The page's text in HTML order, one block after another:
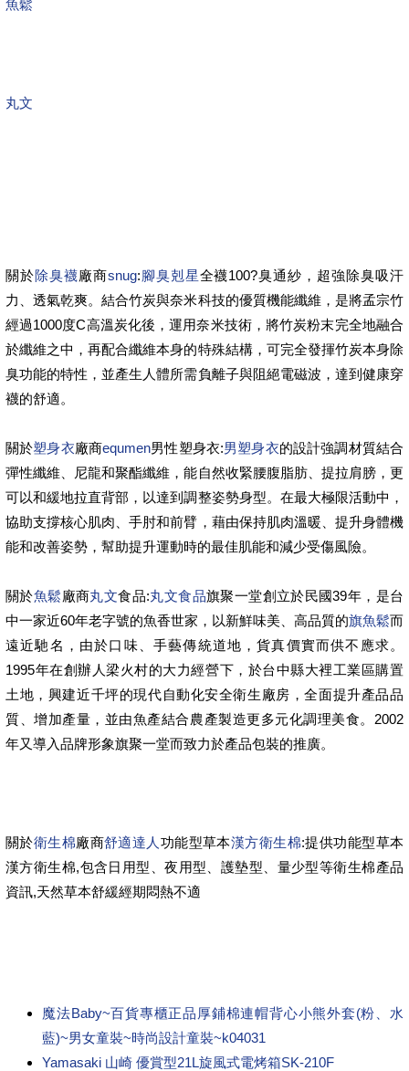
魚鬆
丸文
關於除臭襪廠商snug:腳臭剋星全襪100?臭通紗，超強除臭吸汗
力、透氣乾爽。結合竹炭與奈米科技的優質機能纖維，是將孟宗竹
經過1000度C高溫炭化後，運用奈米技術，將竹炭粉末完全地融合
於纖維之中，再配合纖維本身的特殊結構，可完全發揮竹炭本身除
臭功能的特性，並產生人體所需負離子與阻絕電磁波，達到健康穿
襪的舒適。
關於塑身衣廠商equmen男性塑身衣:男塑身衣的設計強調材質結合
彈性纖維、尼龍和聚酯纖維，能自然收緊腰腹脂肪、提拉肩膀，更
可以和緩地拉直背部，以達到調整姿勢身型。在最大極限活動中，
協助支撐核心肌肉、手肘和前臂，藉由保持肌肉溫暖、提升身體機
能和改善姿勢，幫助提升運動時的最佳肌能和減少受傷風險。
關於魚鬆廠商丸文食品:丸文食品旗聚一堂創立於民國39年，是台
中一家近60年老字號的魚香世家，以新鮮味美、高品質的旗魚鬆而
遠近馳名，由於口味、手藝傳統道地，貨真價實而供不應求。
1995年在創辦人梁火村的大力經營下，於台中縣大裡工業區購置
土地，興建近千坪的現代自動化安全衛生廠房，全面提升產品品
質、增加產量，並由魚產結合農產製造更多元化調理美食。2002
年又導入品牌形象旗聚一堂而致力於產品包裝的推廣。
關於衛生棉廠商舒適達人 功能型草本漢方衛生棉:提供功能型草本
漢方衛生棉,包含日用型、夜用型、護墊型、量少型等衛生棉產品
資訊,天然草本舒緩經期悶熱不適
魔法Baby~百貨專櫃正品厚鋪棉連帽背心小熊外套(粉、水
藍)~男女童裝~時尚設計童裝~k04031
Yamasaki 山崎 優賞型21L旋風式電烤箱SK-210F